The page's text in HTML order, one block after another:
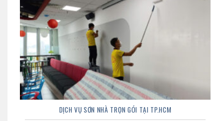
DỊCH VỤ SƠN NHÀ TRỌN GÓI TẠI TP.HCM